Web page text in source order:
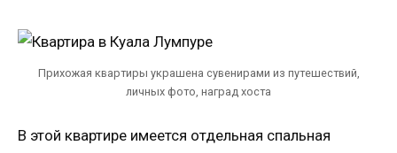
Прихожая квартиры украшена сувенирами из путешествий,
личных фото, наград хоста
В этой квартире имеется отдельная спальная